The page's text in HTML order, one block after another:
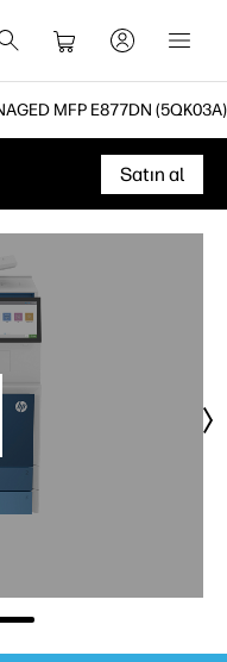
MFP E877DN (5QK03A)
Aksesuarlar
Satın al